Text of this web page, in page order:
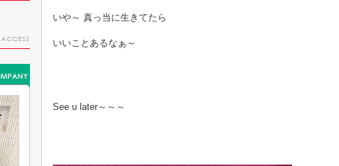
いや～ 真っ当に生きてたら
いいことあるなぁ～
See u later～～～